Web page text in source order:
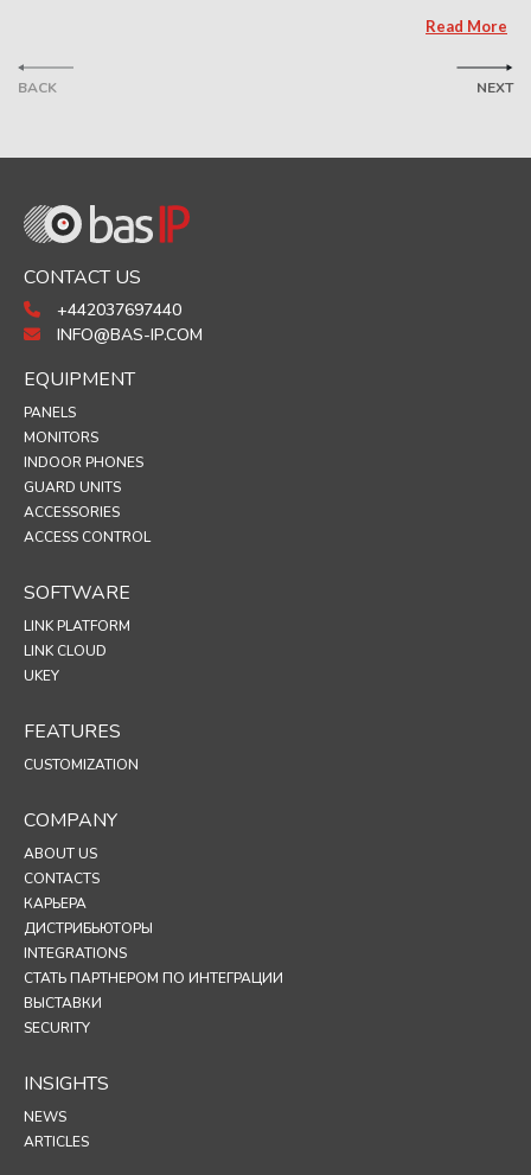
BACK
Read More
NEXT
CONTACT US
+442037697440
INFO@BAS-IP.COM
EQUIPMENT
PANELS
MONITORS
INDOOR PHONES
GUARD UNITS
ACCESSORIES
ACCESS CONTROL
SOFTWARE
LINK PLATFORM
LINK CLOUD
UKEY
FEATURES
CUSTOMIZATION
COMPANY
ABOUT US
CONTACTS
КАРЬЕРА
ДИСТРИБЬЮТОРЫ
INTEGRATIONS
СТАТЬ ПАРТНЕРОМ ПО ИНТЕГРАЦИИ
ВЫСТАВКИ
SECURITY
INSIGHTS
NEWS
ARTICLES